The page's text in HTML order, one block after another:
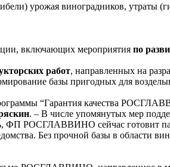
урожая виноградников, утраты
включающих мероприятия по
работ, направленных на
базы пригодных для
“Гарантия качества
. – В числе упомянутых мер
ФП РОСГЛАВВИНО сейчас готовит
Без прочной базы в области